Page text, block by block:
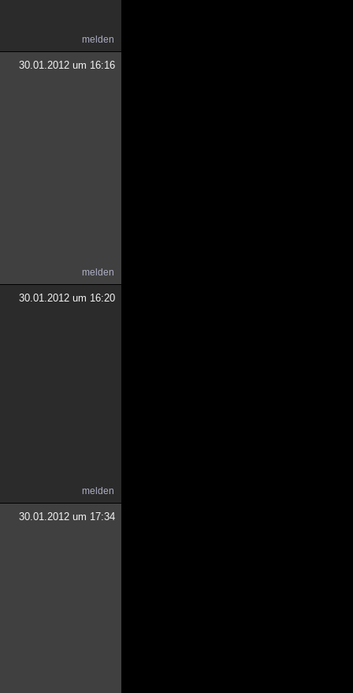
melden
30.01.2012 um 16:16
melden
30.01.2012 um 16:20
melden
30.01.2012 um 17:34